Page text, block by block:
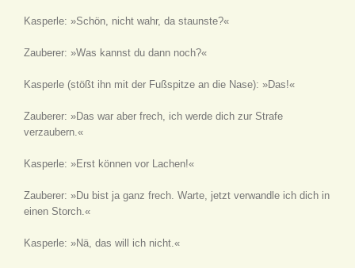
Kasperle: »Schön, nicht wahr, da staunste?«
Zauberer: »Was kannst du dann noch?«
Kasperle (stößt ihn mit der Fußspitze an die Nase): »Das!«
Zauberer: »Das war aber frech, ich werde dich zur Strafe
verzaubern.«
Kasperle: »Erst können vor Lachen!«
Zauberer: »Du bist ja ganz frech. Warte, jetzt verwandle ich dich in
einen Storch.«
Kasperle: »Nä, das will ich nicht.«